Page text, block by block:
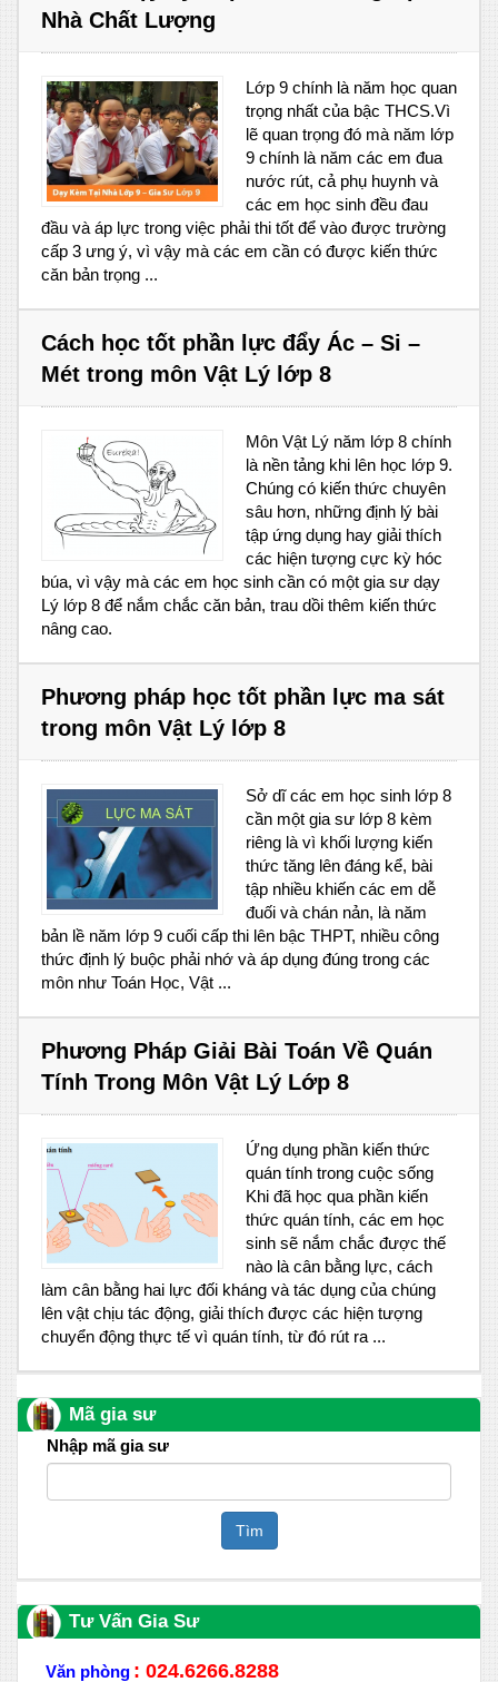
Nhà Chất Lượng
Lớp 9 chính là năm học quan
trọng nhất của bậc THCS.Vì
lẽ quan trọng đó mà năm lớp
9 chính là năm các em đua
nước rút, cả phụ huynh và
các em học sinh đều đau
đầu và áp lực trong việc phải thi tốt để vào được trường
cấp 3 ưng ý, vì vậy mà các em cần có được kiến thức
căn bản trọng ...
Cách học tốt phần lực đẩy Ác – Si –
Mét trong môn Vật Lý lớp 8
Môn Vật Lý năm lớp 8 chính
là nền tảng khi lên học lớp 9.
Chúng có kiến thức chuyên
sâu hơn, những định lý bài
tập ứng dụng hay giải thích
các hiện tượng cực kỳ hóc
búa, vì vậy mà các em học sinh cần có một gia sư dạy
Lý lớp 8 để nắm chắc căn bản, trau dồi thêm kiến thức
nâng cao.
Phương pháp học tốt phần lực ma sát
trong môn Vật Lý lớp 8
Sở dĩ các em học sinh lớp 8
cần một gia sư lớp 8 kèm
riêng là vì khối lượng kiến
thức tăng lên đáng kể, bài
tập nhiều khiến các em dễ
đuối và chán nản, là năm
bản lề năm lớp 9 cuối cấp thi lên bậc THPT, nhiều công
thức định lý buộc phải nhớ và áp dụng đúng trong các
môn như Toán Học, Vật ...
Phương Pháp Giải Bài Toán Về Quán
Tính Trong Môn Vật Lý Lớp 8
Ứng dụng phần kiến thức
quán tính trong cuộc sống
Khi đã học qua phần kiến
thức quán tính, các em học
sinh sẽ nắm chắc được thế
nào là cân bằng lực, cách
làm cân bằng hai lực đối kháng và tác dụng của chúng
lên vật chịu tác động, giải thích được các hiện tượng
chuyển động thực tế vì quán tính, từ đó rút ra ...
Mã gia sư
Nhập mã gia sư
Tìm
Tư Vấn Gia Sư
Văn phòng : 024.6266.8288